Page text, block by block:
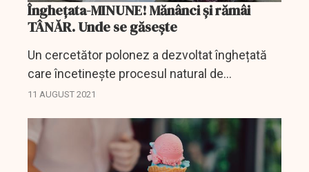
Înghețata-MINUNE! Mănânci și rămâi
TÂNĂR. Unde se găsește
Un cercetător polonez a dezvoltat înghețată
care încetinește procesul natural de
îmbătrânire a organismului și îmbunătățește
preparat. Un...
11 AUGUST 2021